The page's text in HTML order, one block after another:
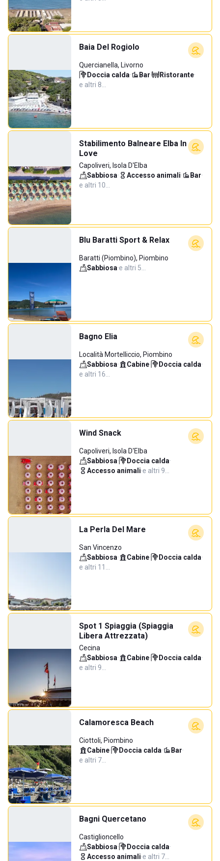
Baia Del Rogiolo
Quercianella, Livorno
Doccia calda· Bar· Ristorante·
e altri 8…
Stabilimento Balneare Elba In
Love
Capoliveri, Isola D'Elba
Sabbiosa· Accesso animali· Bar·
e altri 10…
Blu Baratti Sport & Relax
Baratti (Piombino), Piombino
Sabbiosa·e altri 5…
Bagno Elia
Località Mortelliccio, Piombino
Sabbiosa· Cabine· Doccia calda·
e altri 16…
Wind Snack
Capoliveri, Isola D'Elba
Sabbiosa· Doccia calda·
Accesso animali·e altri 9…
La Perla Del Mare
San Vincenzo
Sabbiosa· Cabine· Doccia calda·
e altri 11…
Spot 1 Spiaggia (Spiaggia
Libera Attrezzata)
Cecina
Sabbiosa· Cabine· Doccia calda·
e altri 9…
Calamoresca Beach
Ciottoli, Piombino
Cabine· Doccia calda· Bar·
e altri 7…
Bagni Quercetano
Castiglioncello
Sabbiosa· Doccia calda·
Accesso animali·e altri 7…